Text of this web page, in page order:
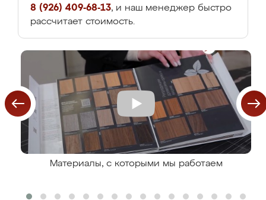
8 (926) 409-68-13, и наш менеджер быстро
рассчитает стоимость.
Материалы, с которыми мы работаем